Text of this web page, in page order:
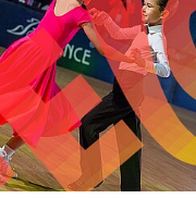
2,00 €